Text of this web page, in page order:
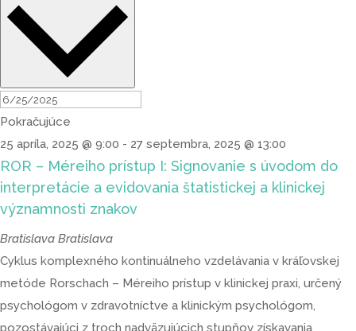
Pokračujúce
25 apríla, 2025 @ 9:00 - 27 septembra, 2025 @ 13:00
ROR – Méreiho prístup I: Signovanie s úvodom do
interpretácie a evidovania štatistickej a klinickej
významnosti znakov
Bratislava Bratislava
Cyklus komplexného kontinuálneho vzdelávania v kráľovskej
metóde Rorschach – Méreiho prístup v klinickej praxi, určený
psychológom v zdravotníctve a klinickým psychológom,
pozostávajúci z troch nadväzujúcich stupňov získavania